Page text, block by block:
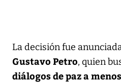
La decisión fue
Gustavo Petro, quien
diálogos de paz a